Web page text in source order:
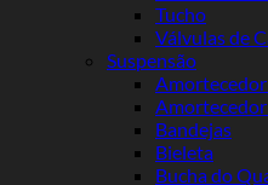
Tucho
Válvulas de
Suspensão
Bandejas
Bieleta
Bucha do